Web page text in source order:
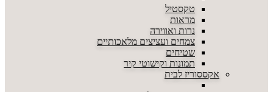
טקסטיל
מראות
נרות ואווירה
צמחים ועציצים מלאכותיים
שטיחים
תמונות וקישוטי קיר
אקססוריז לבית